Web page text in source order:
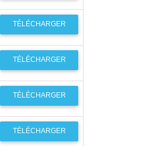
TÉLÉCHARGER
TÉLÉCHARGER
TÉLÉCHARGER
TÉLÉCHARGER